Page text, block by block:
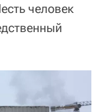
человек